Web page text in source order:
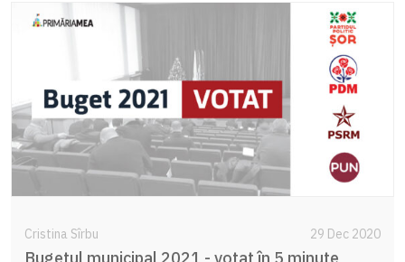
Cristina Sîrbu 29 Dec 2020
Bugetul municipal 2021 - votat în 5 minute